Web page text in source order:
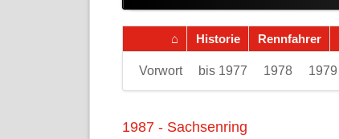
Navigation
überspringen
Historie Rennfahrer
Vorwort bis 1977 1978 1979
Navigation
1987 - Sachsenring